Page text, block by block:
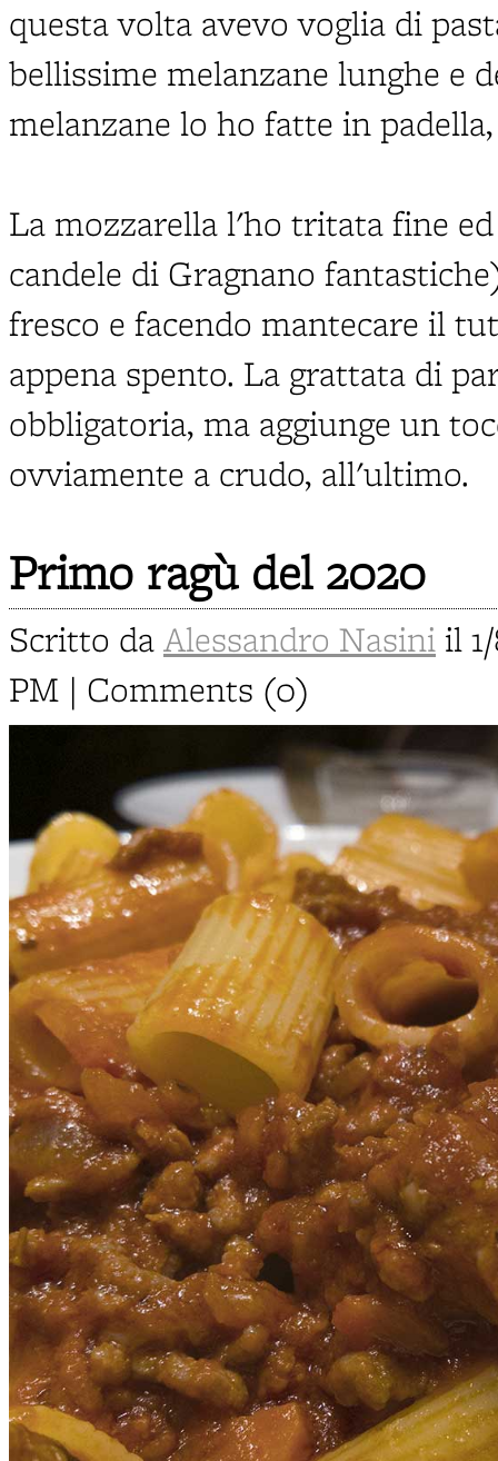
questa volta avevo voglia di
bellissime melanzane lunghe e
melanzane lo ho fatte in
La mozzarella l'ho tritata fine
candele di Gragnano
fresco e facendo mantecare il
appena spento. La grattata di
obbligatoria, ma aggiunge un
ovviamente a crudo, all'ultimo.
Primo ragù del 2020
Scritto daAlessandro Nasini il
PM | Comments (0)